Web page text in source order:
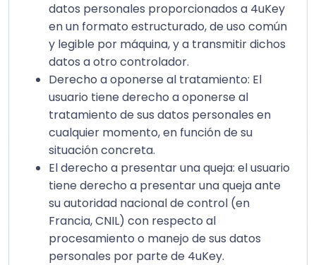
datos personales proporcionados a 4uKey
en un formato estructurado, de uso común
y legible por máquina, y a transmitir dichos
datos a otro controlador.
Derecho a oponerse al tratamiento: El
usuario tiene derecho a oponerse al
tratamiento de sus datos personales en
cualquier momento, en función de su
situación concreta.
El derecho a presentar una queja: el usuario
tiene derecho a presentar una queja ante
su autoridad nacional de control (en
Francia, CNIL) con respecto al
procesamiento o manejo de sus datos
personales por parte de 4uKey.